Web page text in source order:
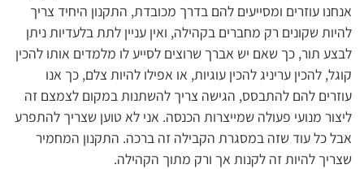
אנחנו עוזרים ומסייעים להם בדרך מכובדת, התקנון היחיד צריך
להיות שקונים רק מחברים בקהילה, ואין עניין לתת בלעדיות ניתן
לבצע תור, כך שאם יש אברך שרוצים לסייע לו מלמדים אותו להכין
קוגל, להכין עריניג להכין עוגיות, או אפילו להיות צלם, כך אנו
עוזרים להם להתבסס, הגישה צריך להשתנות במקום לצמצם זה
ליצור מנועי פעולה שמייצרות הכנסה. אני לא טוען שצריך להתפרע
אבל כל עוד שזה במסגרת הקבילה זה ברכה. התקנון המחמיר
שצריך להיות זה לקנות אך ורק מתוך הקהילה.